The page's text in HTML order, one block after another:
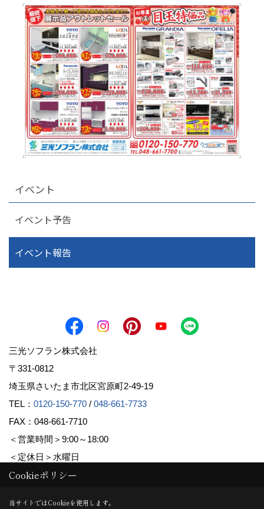
イベント
イベント予告
イベント報告
三光ソフラン株式会社
〒331-0812
埼玉県さいたま市北区宮原町2-49-19
TEL： 0120-150-770 / 048-661-7733
FAX：048-661-7710
＜営業時間＞9:00～18:00
＜定休日＞水曜日
Copyright (c) Sanko Soflan Corporation. All Rights Reserved.
Cookieポリシー
当サイトではCookieを使用します。